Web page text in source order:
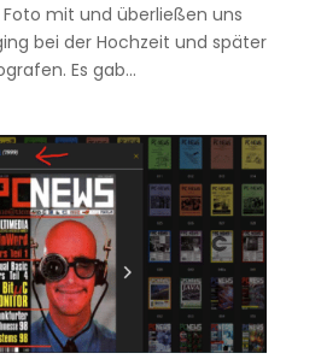
mit und überließen uns
bei der Hochzeit und später
Es gab...